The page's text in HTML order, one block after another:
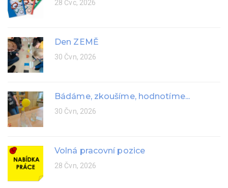
28 Čvc, 2026
Den ZEMĚ
30 Čvn, 2026
Bádáme, zkoušíme, hodnotíme...
30 Čvn, 2026
Volná pracovní pozice
28 Čvn, 2026